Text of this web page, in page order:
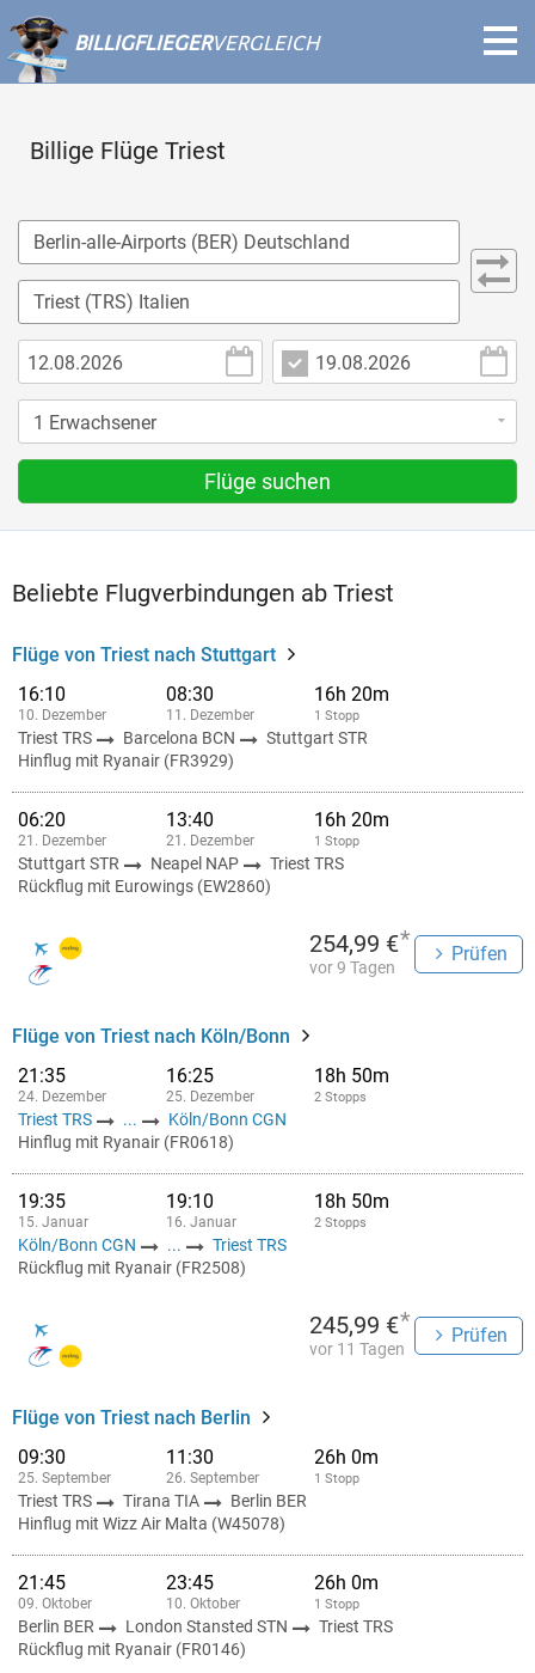
BILLIGFLIEGERVERGLEICH
Billige Flüge Triest
Flüge suchen
Beliebte Flugverbindungen ab Triest
Flüge von Triest nach Stuttgart
16:10
10. Dezember
08:30
11. Dezember
16h 20m
1 Stopp
Triest TRS Barcelona BCN
Stuttgart STR
Hinflug mit Ryanair (FR3929)
06:20
21. Dezember
13:40
21. Dezember
16h 20m
1 Stopp
Stuttgart STR Neapel NAP
Triest TRS
Rückflug mit Eurowings (EW2860)
254,99 €*
vor 9 Tagen
Prüfen
Flüge von Triest nach Köln/Bonn
21:35
24. Dezember
16:25
25. Dezember
18h 50m
2 Stopps
Triest TRS ...
Köln/Bonn CGN
Hinflug mit Ryanair (FR0618)
19:35
15. Januar
19:10
16. Januar
18h 50m
2 Stopps
Köln/Bonn CGN ...
Triest TRS
Rückflug mit Ryanair (FR2508)
245,99 €*
vor 11 Tagen
Prüfen
Flüge von Triest nach Berlin
09:30
25. September
11:30
26. September
26h 0m
1 Stopp
Triest TRS Tirana TIA
Berlin BER
Hinflug mit Wizz Air Malta (W45078)
21:45
09. Oktober
23:45
10. Oktober
26h 0m
1 Stopp
Berlin BER London Stansted STN
Triest TRS
Rückflug mit Ryanair (FR0146)